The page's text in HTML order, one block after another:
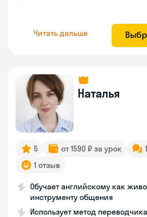
Читать дальше
Наталья
5 от 1590 ₽ за урок
1 отзыв
Обучает английскому как
инструменту общения
Использует метод